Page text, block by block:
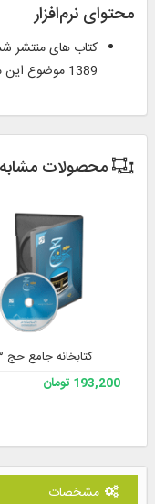
محتوای نرم‌افزار
1389 موضوع این مأخذشناسی است.
محصولات مشابه
کتابخانه جامع حج ۳
193,200 تومان
مشخصات